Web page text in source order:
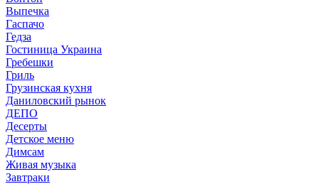
Выпечка
Гаспачо
Гедза
Гостиница Украина
Гребешки
Гриль
Грузинская кухня
Даниловский рынок
ДЕПО
Десерты
Детское меню
Димсам
Живая музыка
Завтраки